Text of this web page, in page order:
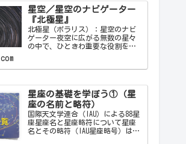
があなたにとって一生の趣味にな
ることでしょう。
星空／星空のナビゲーター
『北極星』
北極星（ポラリス）：星空のナビ
ゲーター夜空に広がる無数の星々
の中で、ひときわ重要な役割を果
るまで、北極星は航海者や探検家
たしてきました。ここでは…
星座の基礎を学ぼう①（星
座の名前と略符）
国際天文学連合（IAU）による88星
座星座名と星座略符について星座
名とその略符（IAU星座略号）は、